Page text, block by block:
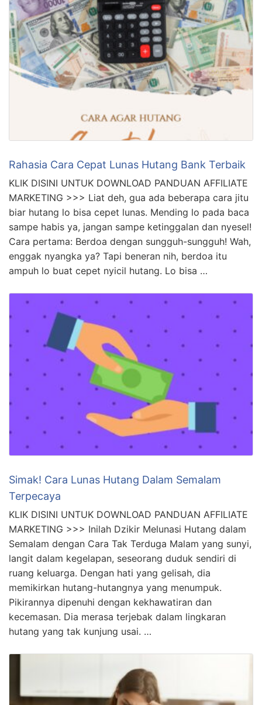
Rahasia Cara Cepat Lunas Hutang Bank Terbaik
KLIK DISINI UNTUK DOWNLOAD PANDUAN AFFILIATE
MARKETING >>> Liat deh, gua ada beberapa cara jitu
biar hutang lo bisa cepet lunas. Mending lo pada baca
sampe habis ya, jangan sampe ketinggalan dan nyesel!
Cara pertama: Berdoa dengan sungguh-sungguh! Wah,
enggak nyangka ya? Tapi beneran nih, berdoa itu
ampuh lo buat cepet nyicil hutang. Lo bisa …
Simak! Cara Lunas Hutang Dalam Semalam
Terpecaya
KLIK DISINI UNTUK DOWNLOAD PANDUAN AFFILIATE
MARKETING >>> Inilah Dzikir Melunasi Hutang dalam
Semalam dengan Cara Tak Terduga Malam yang sunyi,
langit dalam kegelapan, seseorang duduk sendiri di
ruang keluarga. Dengan hati yang gelisah, dia
memikirkan hutang-hutangnya yang menumpuk.
Pikirannya dipenuhi dengan kekhawatiran dan
kecemasan. Dia merasa terjebak dalam lingkaran
hutang yang tak kunjung usai. …